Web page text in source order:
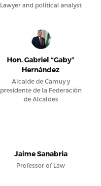
Lawyer and political analyst
Hon. Gabriel “Gaby”
Hernández
Alcalde de Camuy y
presidente de la Federación
de Alcaldes
Jaime Sanabria
Professor of Law